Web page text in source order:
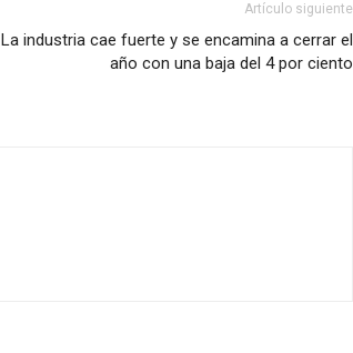
Artículo siguiente
La industria cae fuerte y se encamina a cerrar el
año con una baja del 4 por ciento